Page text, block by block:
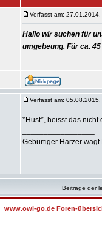
Verfasst am:
Hallo wir suchen für
umgebeung. Für ca.
Verfasst am:
*Hust*, heisst das nicht
Gebürtiger Harzer
Beiträge der
www.owl-go.de Foren-